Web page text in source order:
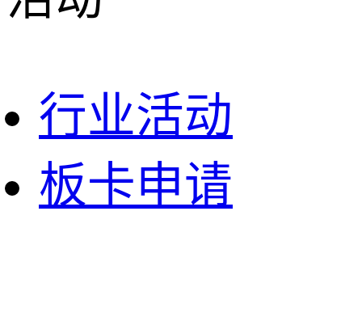
行业活动
板卡申请